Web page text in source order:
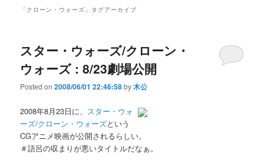
「 クローン・ウォーズ 」タグアーカイブ
スター・ウォーズ/クローン・
ウォーズ : 8/23劇場公開
Posted on2008/06/01 22:46:58by木公
2008年8月23日に、
スター・ウォ
ーズ/クローン・ウォーズという
CGアニメ映画が公開されるらしい。
＃語呂の収まりが悪いタイトルだなぁ。